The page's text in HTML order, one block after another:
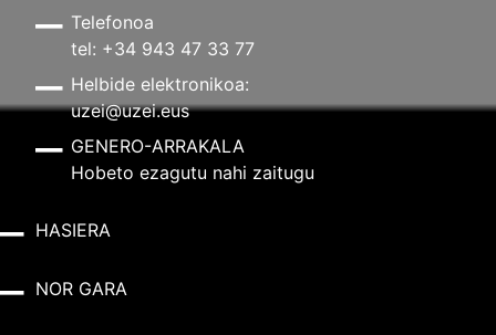
Telefonoa
tel: +34 943 47 33 77
Helbide elektronikoa:
uzei@uzei.eus
GENERO-ARRAKALA
Hobeto ezagutu nahi zaitugu
HASIERA
NOR GARA